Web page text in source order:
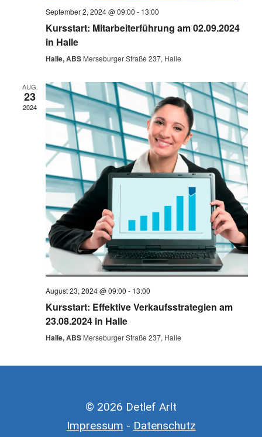
September 2, 2024 @ 09:00 - 13:00
Kursstart: Mitarbeiterführung am 02.09.2024
in Halle
Halle, ABS Merseburger Straße 237, Halle
AUG.
23
2024
August 23, 2024 @ 09:00 - 13:00
Kursstart: Effektive Verkaufsstrategien am
23.08.2024 in Halle
Halle, ABS Merseburger Straße 237, Halle
© 2026 Detlef Arlt
Impressum - Datenschutz